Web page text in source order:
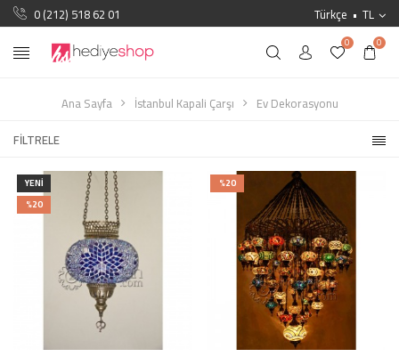
0 (212) 518 62 01 Türkçe TL
0 0
Ana Sayfa İstanbul Kapali Çarşı
Ev Dekorasyonu
FILTRELE
YENI
%20
%20